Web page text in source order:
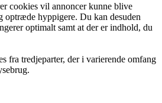
cookies vil annoncer kunne blive
optræde hyppigere. Du kan desuden
optimalt samt at der er indhold, du
fra tredjeparter, der i varierende omfang